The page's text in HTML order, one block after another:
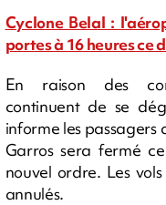
Cyclone Belal :
portes à 16 heures ce
En raison des
continuent de se
informe les passagers
Garros sera fermé
nouvel ordre. Les
annulés.